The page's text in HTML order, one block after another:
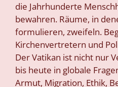
die Jahrhunderte
bewahren. Räume, in
formulieren, zweifeln.
Kirchenvertretern und
Der Vatikan ist nicht nur
bis heute in globale
Armut, Migration, Ethik,